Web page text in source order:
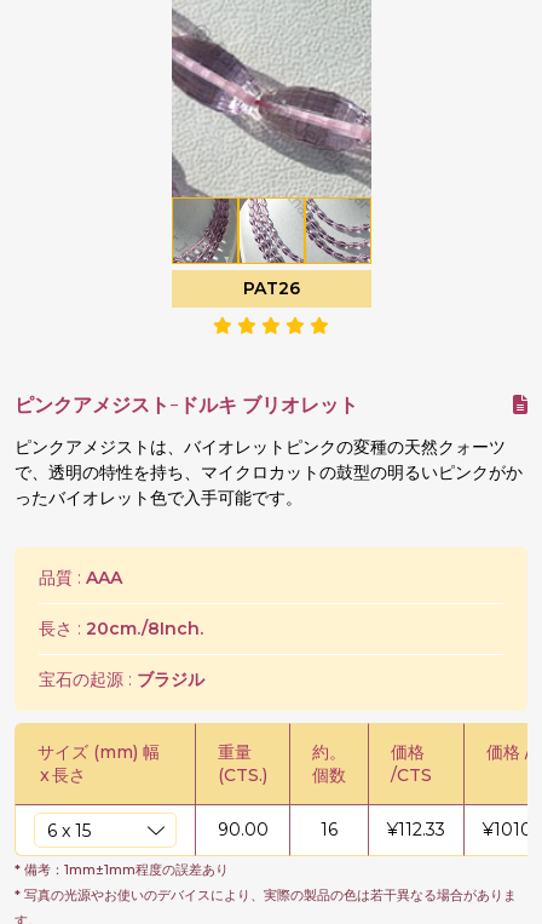
PAT26
ピンクアメジスト-ドルキ ブリオレット
ピンクアメジストは、バイオレットピンクの変種の天然クォーツ
で、透明の特性を持ち、マイクロカットの鼓型の明るいピンクがか
ったバイオレット色で入手可能です。
品質 : AAA
長さ : 20cm./8Inch.
宝石の起源 : ブラジル
サイズ (mm) 幅
x長さ
重量
(CTS.)
約。
個数
価格
/CTS
価格 /
90.00 16 ¥112.33 ¥
* 備考：1mm±1mm程度の誤差あり
* 写真の光源やお使いのデバイスにより、実際の製品の色は若干異なる場合がありま
す。